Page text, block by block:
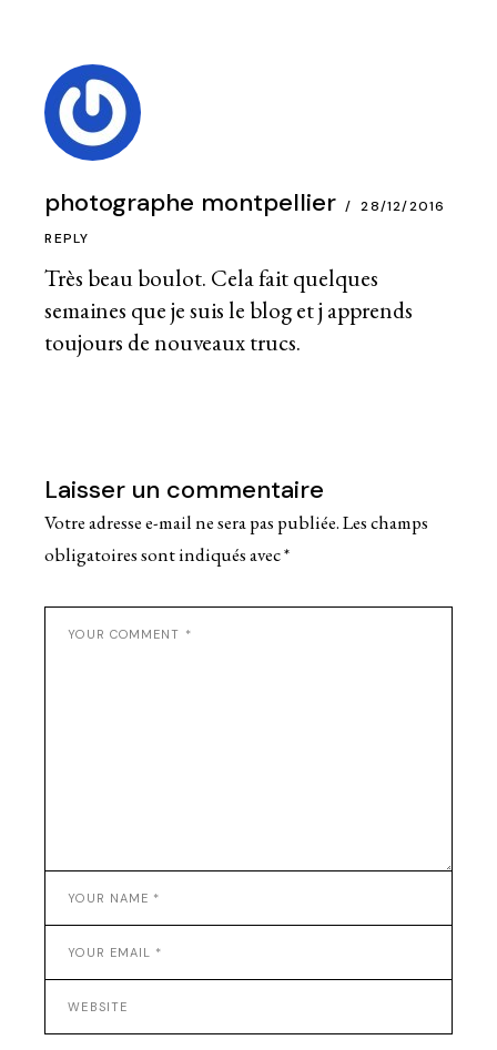
photographe montpellier 28/12/2016
Très beau boulot. Cela fait quelques
semaines que je suis le blog et j apprends
toujours de nouveaux trucs.
REPLY
Laisser un commentaire
Votre adresse e-mail ne sera pas publiée.Les champs
obligatoires sont indiqués avec*